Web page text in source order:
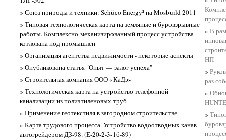
» Союз природы и техники: Schüco Energy² на Mosbuild 2011
» Типовая технологическая карта на земляные и буровзрывные
работы. Комплексно-механизированный процесс устройства
котлована под промышлен
» Организация агентства недвижимости - некоторые аспекты
» Опубликована статья "Опыт — залог успеха"
» Строительная компания ООО «КаДэ»
» Технологическая карта на устройство телефонной
канализации из полиэтиленовых труб
» Применение геотекстиля в загородном строительстве
» Карта трудового процесса. Устройство водоотводных канав
автогрейдером ДЗ-98. (Е-20-2-3-1б-89)
» В
НП
»
раз
»
»